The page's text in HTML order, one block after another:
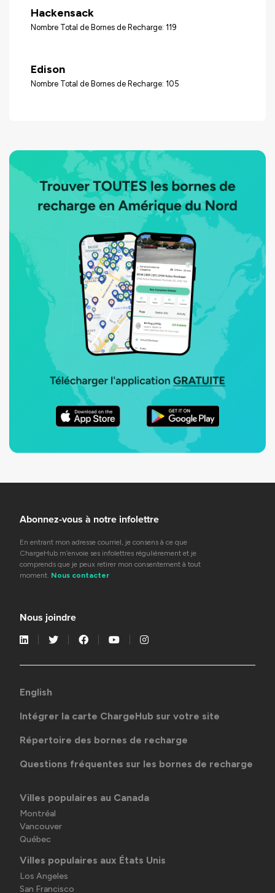
Hackensack
Nombre Total de Bornes de Recharge: 119
Edison
Nombre Total de Bornes de Recharge: 105
Abonnez-vous à notre infolettre
En entrant mon adresse courriel, je consens à ce que
ChargeHub m’envoie ses infolettres régulièrement et je
comprends que je peux retirer mon consentement à tout
moment. Nous contacter
Nous joindre
English
Intégrer la carte ChargeHub sur votre site
Répertoire des bornes de recharge
Questions fréquentes sur les bornes de recharge
Villes populaires au Canada
Montréal
Vancouver
Québec
Villes populaires aux États Unis
Los Angeles
San Francisco